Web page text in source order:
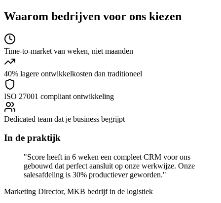
Waarom bedrijven voor ons kiezen
Time-to-market van weken, niet maanden
40% lagere ontwikkelkosten dan traditioneel
ISO 27001 compliant ontwikkeling
Dedicated team dat je business begrijpt
In de praktijk
"Score heeft in 6 weken een compleet CRM voor ons
gebouwd dat perfect aansluit op onze werkwijze. Onze
salesafdeling is 30% productiever geworden."
Marketing Director, MKB bedrijf in de logistiek